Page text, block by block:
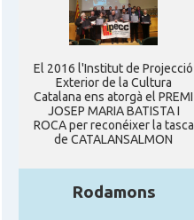
El 2016 l'Institut de Projecció
Exterior de la Cultura
Catalana ens atorgà el PREMI
JOSEP MARIA BATISTA I
ROCA per reconéixer la tasca
de CATALANSALMON
Rodamons